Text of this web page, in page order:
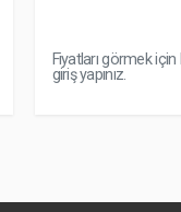
Fiyatları görmek
giriş yapınız.